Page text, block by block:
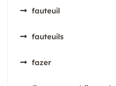
fauteuil
fauteuils
fazer